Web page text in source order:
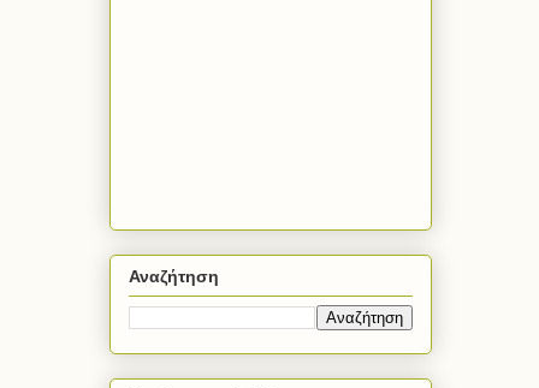
Αναζήτηση